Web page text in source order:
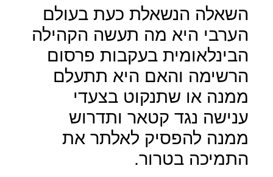
השאלה הנשאלת כעת בעולם
הערבי היא מה תעשה הקהילה
הבינלאומית בעקבות פרסום
הרשימה והאם היא תתעלם
ממנה או שתנקוט בצעדי
ענישה נגד קטאר ותדרוש
ממנה להפסיק לאלתר את
התמיכה בטרור.